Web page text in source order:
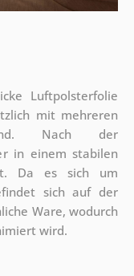
Luftpolsterfolie
mit mehreren
Nach der
in einem stabilen
Da es sich um
sich auf der
Ware, wodurch
wird.